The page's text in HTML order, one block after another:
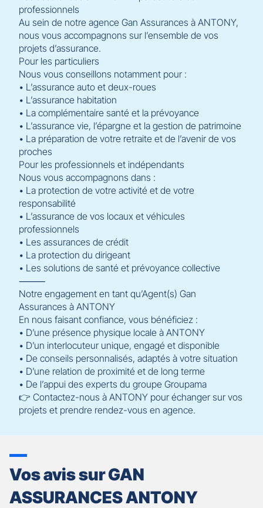
professionnels
Au sein de notre agence Gan Assurances à ANTONY,
nous vous accompagnons sur l’ensemble de vos
projets d’assurance.
Pour les particuliers
Nous vous conseillons notamment pour :
• L’assurance auto et deux-roues
• L’assurance habitation
• La complémentaire santé et la prévoyance
• L’assurance vie, l’épargne et la gestion de patrimoine
• La préparation de votre retraite et de l’avenir de vos
proches
Pour les professionnels et indépendants
Nous vous accompagnons dans :
• La protection de votre activité et de votre
responsabilité
• L’assurance de vos locaux et véhicules
professionnels
• Les assurances de crédit
• La protection du dirigeant
• Les solutions de santé et prévoyance collective
⸻
Notre engagement en tant qu’Agent(s) Gan
Assurances à ANTONY
En nous faisant confiance, vous bénéficiez :
• D’une présence physique locale à ANTONY
• D’un interlocuteur unique, engagé et disponible
• De conseils personnalisés, adaptés à votre situation
• D’une relation de proximité et de long terme
• De l’appui des experts du groupe Groupama
👉 Contactez-nous à ANTONY pour échanger sur vos
projets et prendre rendez-vous en agence.
Vos avis sur GAN
ASSURANCES ANTONY